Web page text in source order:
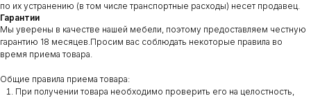
по их устранению (в том числе транспортные расходы) несет продавец.
Гарантии
Мы уверены в качестве нашей мебели, поэтому предоставляем честную
гарантию 18 месяцев.Просим вас соблюдать некоторые правила во
время приема товара.
Общие правила приема товара:
При получении товара необходимо проверить его на целостность,